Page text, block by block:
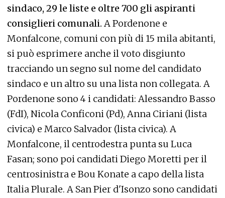
sindaco, 29 le liste e oltre 700 gli aspiranti
consiglieri comunali. A Pordenone e
Monfalcone, comuni con più di 15 mila abitanti,
si può esprimere anche il voto disgiunto
tracciando un segno sul nome del candidato
sindaco e un altro su una lista non collegata. A
Pordenone sono 4 i candidati: Alessandro Basso
(FdI), Nicola Conficoni (Pd), Anna Ciriani (lista
civica) e Marco Salvador (lista civica). A
Monfalcone, il centrodestra punta su Luca
Fasan; sono poi candidati Diego Moretti per il
centrosinistra e Bou Konate a capo della lista
Italia Plurale. A San Pier d'Isonzo sono candidati